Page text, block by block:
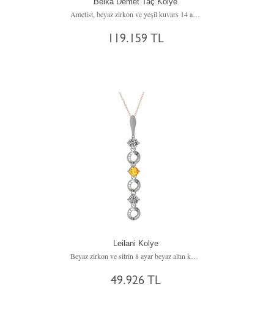
Ametist, beyaz zirkon ve yeşil kuvars 14 ayar beyaz altın kolye (40 cm altın rolo zincir)
119.159 TL
Leilani Kolye
Beyaz zirkon ve sitrin 8 ayar beyaz altın kolye (40 cm rose altın rolo zincir)
49.926 TL